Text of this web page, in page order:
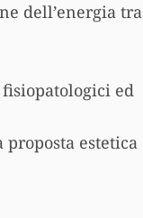
dell’energia tra
ed
estetica